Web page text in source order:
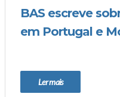
BAS escreve
em Portugal e
Ler mais